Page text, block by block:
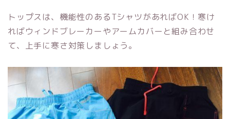
トップスは、機能性のあるTシャツがあればOK！寒け
ればウィンドブレーカーやアームカバーと組み合わせ
て、上手に寒さ対策しましょう。